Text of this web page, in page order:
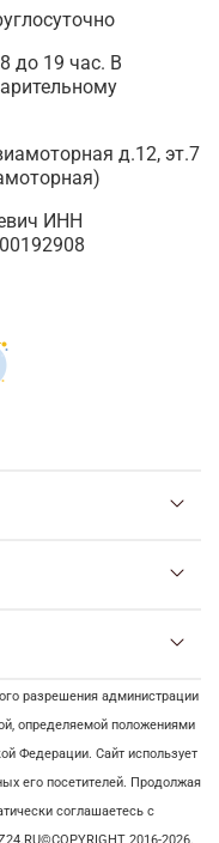
до 19 час. В
д.12, эт.7
ИНН
разрешения администрации
определяемой положениями
Федерации. Сайт использует
его посетителей. Продолжая
соглашаетесь с
2016-2026.